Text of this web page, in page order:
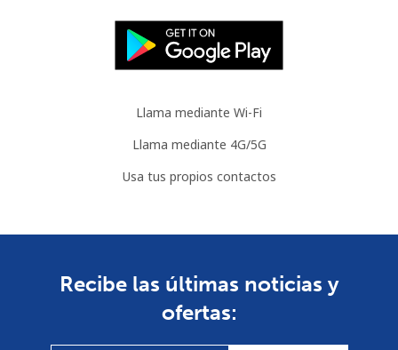
Llama mediante Wi-Fi
Llama mediante 4G/5G
Usa tus propios contactos
Recibe las últimas noticias y
ofertas: